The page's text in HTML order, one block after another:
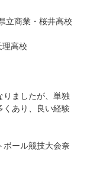
:
業・桜井高校
高校
ましたが、単独
くあり、良い経験
ール競技大会奈